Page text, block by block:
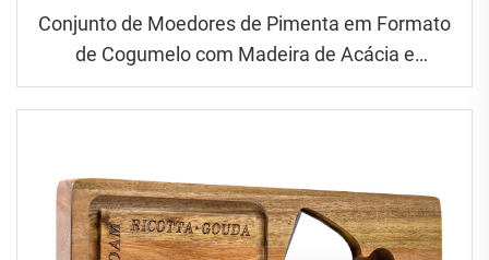
Conjunto de Moedores de Pimenta em Formato
de Cogumelo com Madeira de Acácia e
Borracha